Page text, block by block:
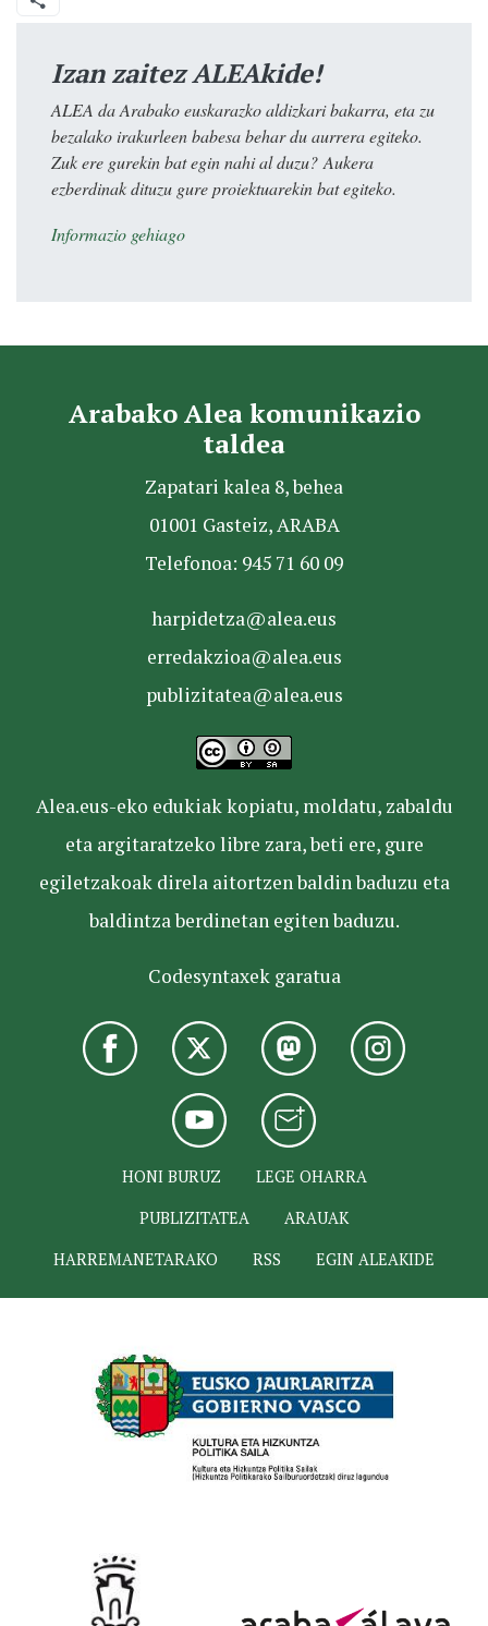
Izan zaitez ALEAkide!
ALEA da Arabako euskarazko aldizkari bakarra, eta zu
bezalako irakurleen babesa behar du aurrera egiteko.
Zuk ere gurekin bat egin nahi al duzu? Aukera
ezberdinak dituzu gure proiektuarekin bat egiteko.
Informazio gehiago
Arabako Alea komunikazio
taldea
Zapatari kalea 8, behea
01001 Gasteiz, ARABA
Telefonoa: 945 71 60 09
harpidetza@alea.eus
erredakzioa@alea.eus
publizitatea@alea.eus
Alea.eus-eko edukiak kopiatu, moldatu, zabaldu
eta argitaratzeko libre zara, beti ere, gure
egiletzakoak direla aitortzen baldin baduzu eta
baldintza berdinetan egiten baduzu.
Codesyntaxek garatua
HONI BURUZ
LEGE OHARRA
PUBLIZITATEA
ARAUAK
HARREMANETARAKO
RSS EGIN ALEAKIDE